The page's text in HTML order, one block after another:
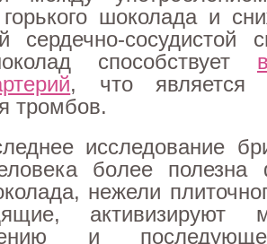
горького шоколада и
сердечно-сосудистой
способствует
, что является
тромбов.
исследование
более
нежели
активизируют
и